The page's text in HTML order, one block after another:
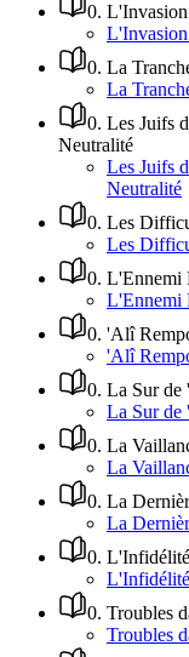
0.
0. La
La
0. Les Juifs
Neutralité
Les Juifs
Neutralité
0. Les
Les
0. L'Ennemi
L'Ennemi
0. 'Alî
'Alî
0. La Sur de
La Sur de
0. La
La
0. La
La
0.
0. Troubles
Troubles